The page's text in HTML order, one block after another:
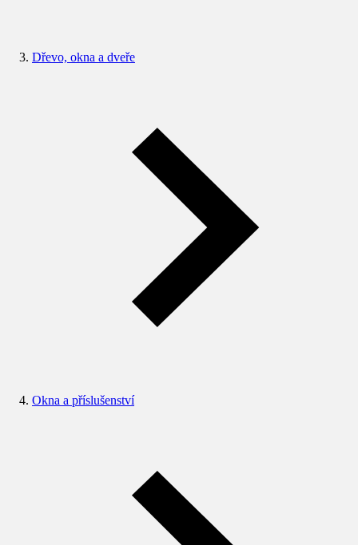
Dřevo, okna a dveře
Okna a příslušenství